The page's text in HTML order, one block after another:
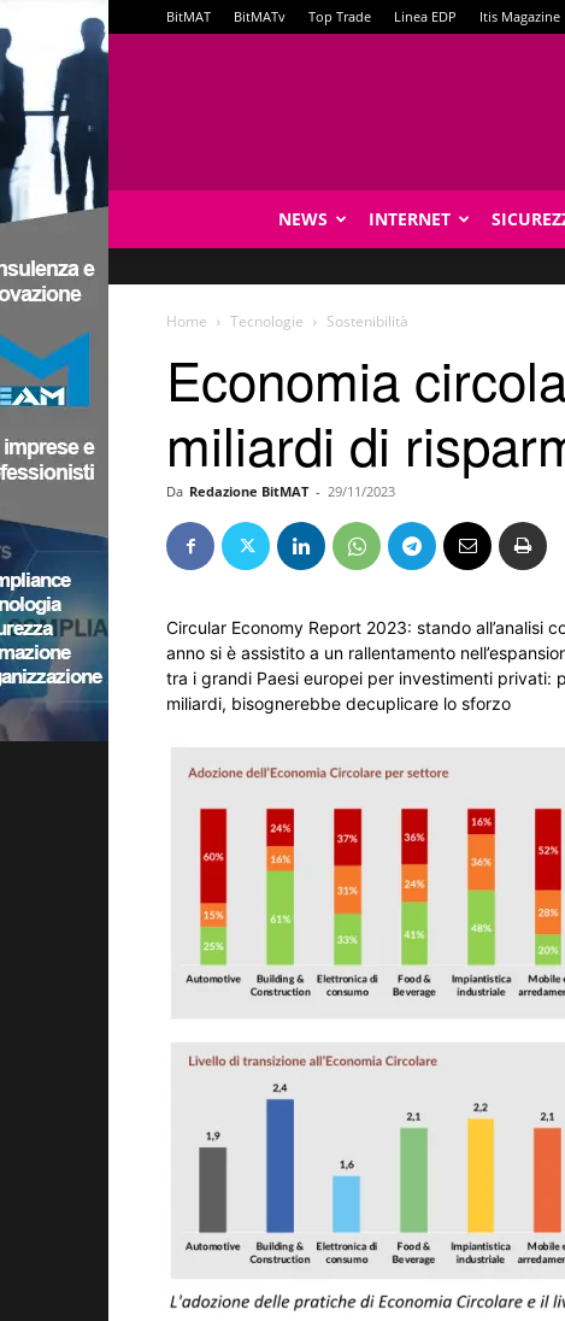
BitMAT BitMATv Top Trade Linea EDP Itis Magazine
NEWS INTERNET
Home Tecnologie Sostenibilità
Economia
miliardi di
Da Redazione BitMAT - 29/11/2023
Circular Economy Report 2023: stando all’analisi
anno si è assistito a un rallentamento
tra i grandi Paesi europei per investimenti
miliardi, bisognerebbe decuplicare lo sforzo